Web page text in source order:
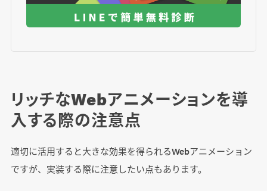
リッチなWebアニメーションを導
入する際の注意点
適切に活用すると大きな効果を得られるWebアニメーション
ですが、実装する際に注意したい点もあります。